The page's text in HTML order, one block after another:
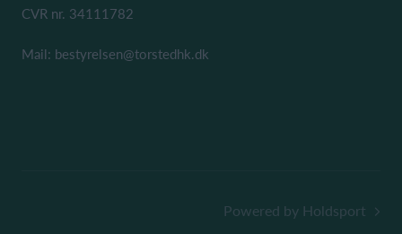
CVR nr. 34111782
Mail: bestyrelsen@torstedhk.dk
Powered by Holdsport